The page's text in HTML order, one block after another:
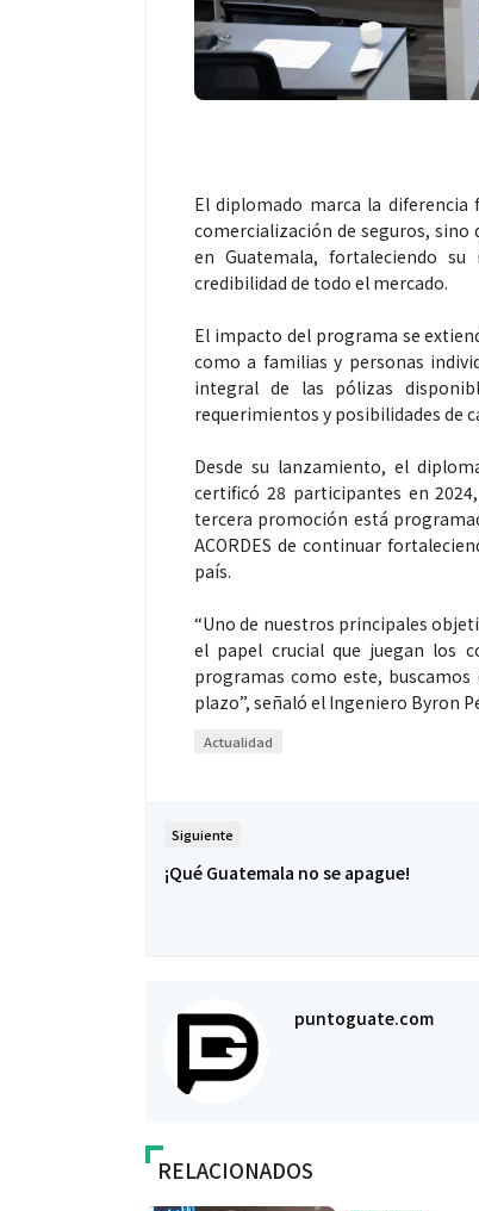
El diplomado marca la
comercialización de seguros, sino
en Guatemala, fortaleciendo
credibilidad de todo el mercado.
El impacto del programa se
como a familias y personas
integral de las pólizas
requerimientos y posibilidades de
Desde su lanzamiento, el
certificó 28 participantes en
tercera promoción está
ACORDES de continuar
país.
“Uno de nuestros principales
el papel crucial que juegan los
programas como este,
plazo”, señaló el Ingeniero Byron
Actualidad
Siguiente
¡Qué Guatemala no se apague!
puntoguate.com
RELACIONADOS
Espectáculos
“Donde
primer